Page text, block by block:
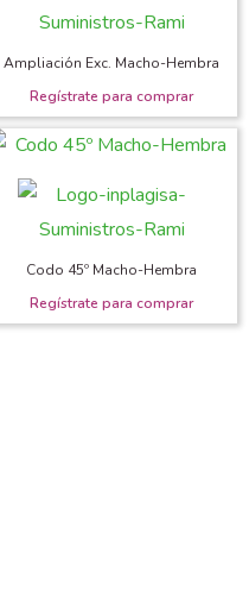
Ampliación Exc. Macho-Hembra
Codo 45º Macho-Hembra